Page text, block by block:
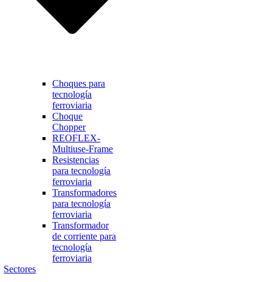
Choques para
tecnología
ferroviaria
Choque
Chopper
REOFLEX-
Multiuse-Frame
Resistencias
para tecnología
ferroviaria
Transformadores
para tecnología
ferroviaria
Transformador
de corriente para
tecnología
ferroviaria
Sectores